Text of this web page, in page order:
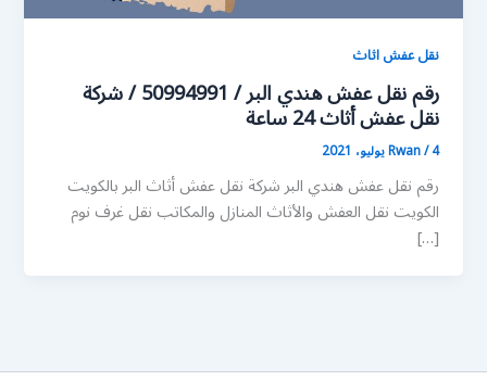
نقل عفش اثاث
رقم نقل عفش هندي البر / 50994991 / شركة
نقل عفش أثاث 24 ساعة
Rwan/4 يوليو، 2021
رقم نقل عفش هندي البر شركة نقل عفش أثاث البر بالكويت
الكويت نقل العفش والأثاث المنازل والمكاتب نقل غرف نوم
[…]